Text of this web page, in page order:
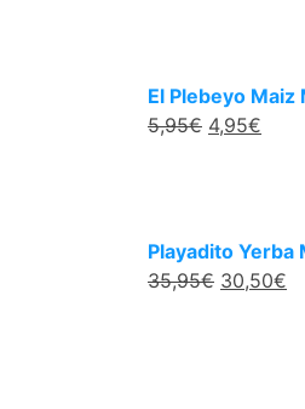
El Plebeyo
5,95€ 4,95€
Playadito Yerba
35,95€ 30,50€